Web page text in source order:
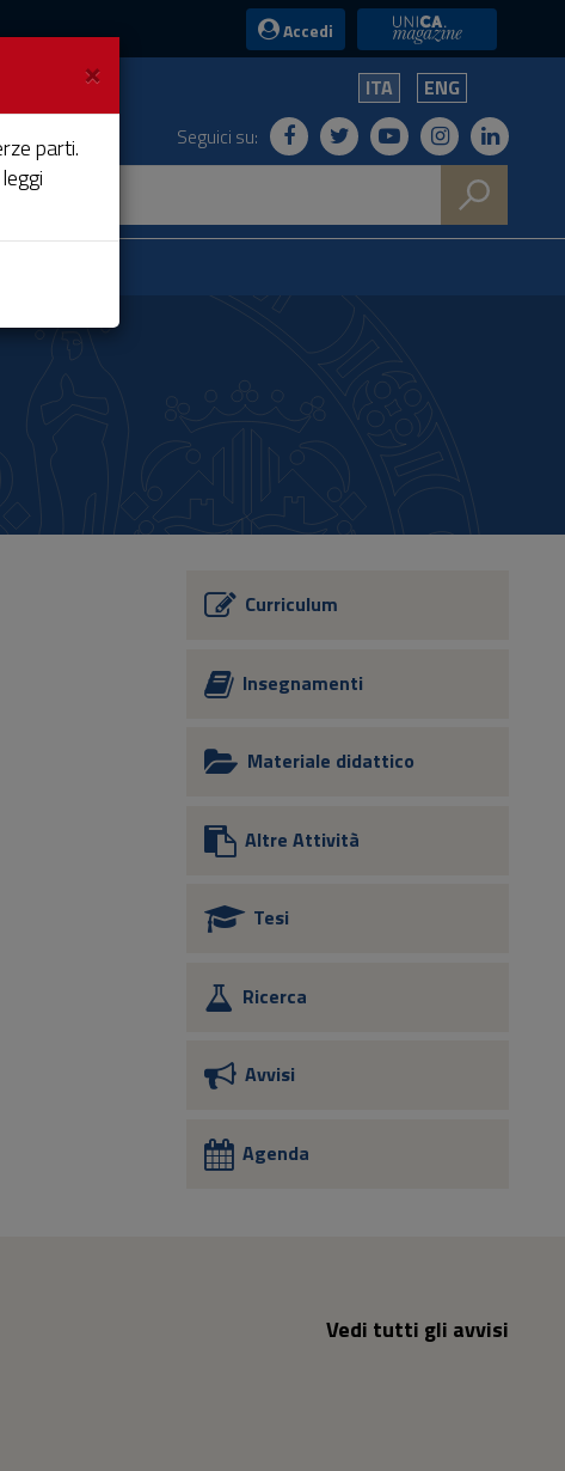
Accedi UniCA News
ITA ENG
Seguici su:
Curriculum
Insegnamenti
Materiale didattico
Altre Attività
Tesi
Ricerca
Avvisi
Agenda
Vedi tutti gli avvisi
×
parti.